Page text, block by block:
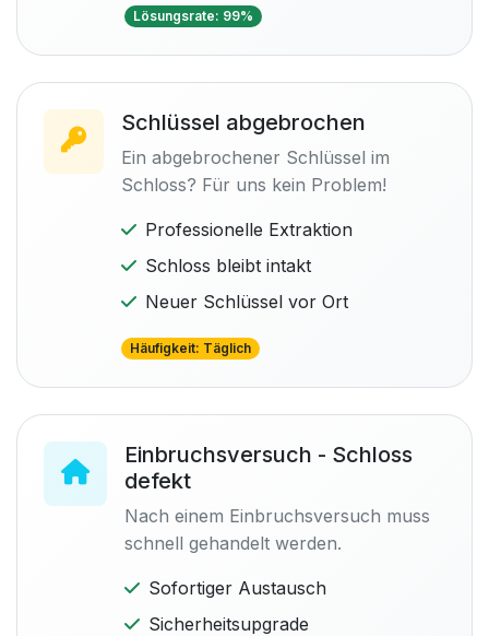
Lösungsrate: 99%
Schlüssel abgebrochen
Ein abgebrochener Schlüssel im
Schloss? Für uns kein Problem!
Professionelle Extraktion
Schloss bleibt intakt
Neuer Schlüssel vor Ort
Häufigkeit: Täglich
Einbruchsversuch - Schloss
defekt
Nach einem Einbruchsversuch muss
schnell gehandelt werden.
Sofortiger Austausch
Sicherheitsupgrade